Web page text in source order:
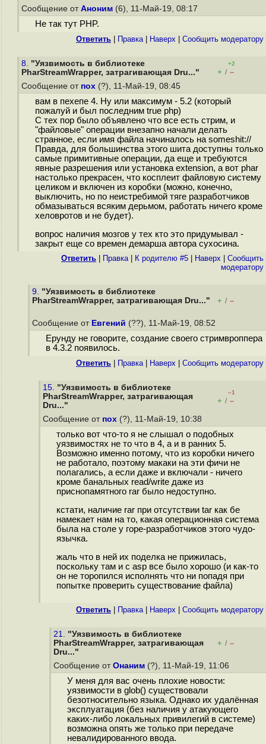
Сообщение от Аноним (6), 11-Май-19, 08:17
Не так тут PHP.
Ответить Правка| Наверх Cообщить модератору
8. "Уязвимость в библиотеке
PharStreamWrapper, затрагивающая Dru..."
+2
+ / –
Сообщение от пох (?), 11-Май-19, 08:45
вам в пехепе 4. Ну или максимум - 5.2 (который
пожалуй и был последним true php)
С тех пор было объявлено что все есть стрим, и
"файловые" операции внезапно начали делать
странное, если имя файла начиналось на someshit://
Правда, для большинства этого шита доступны только
самые примитивные операции, да еще и требуются
явные разрешения или установка extension, а вот phar
настолько прекрасен, что косплеит файловую систему
целиком и включен из коробки (можно, конечно,
выключить, но по неистребимой тяге разработчиков
обмазываться всяким дерьмом, работать ничего кроме
хеловротов и не будет).
вопрос наличия мозгов у тех кто это придумывал -
закрыт еще со времен демарша автора сухосина.
Ответить Правка| К родителю #5 Наверх
Cообщить
модератору
9. "Уязвимость в библиотеке
PharStreamWrapper, затрагивающая Dru..."
+ / –
Сообщение от Евгений (??), 11-Май-19, 08:52
Ерунду не говорите, создание своего стримвроппера
в 4.3.2 появилось.
Ответить Правка| Наверх Cообщить модератору
15. "Уязвимость в библиотеке
PharStreamWrapper, затрагивающая
Dru..."
–1
+ / –
Сообщение от пох (?), 11-Май-19, 10:38
только вот что-то я не слышал о подобных
уязвимостях не то что в 4, а и в ранних 5.
Возможно именно потому, что из коробки ничего
не работало, поэтому макаки на эти фичи не
полагались, а если даже и включали - ничего
кроме банальных read/write даже из
приснопамятного rar было недоступно.
кстати, наличие rar при отсутствии tar как бе
намекает нам на то, какая операционная система
была на столе у горе-разработчиков этого чудо-
язычка.
жаль что в ней их поделка не прижилась,
поскольку там и с asp все было хорошо (и как-то
он не торопился исполнять что ни попадя при
попытке проверить существование файла)
Ответить Правка| Наверх Cообщить модератору
21. "Уязвимость в библиотеке
PharStreamWrapper, затрагивающая
Dru..."
+ / –
Сообщение от Онаним (?), 11-Май-19, 11:06
У меня для вас очень плохие новости:
уязвимости в glob() существовали
безотносительно языка. Однако их удалённая
эксплуатация (без наличия у атакующего
каких-либо локальных привилегий в системе)
возможна опять же только при передаче
невалидированного ввода.